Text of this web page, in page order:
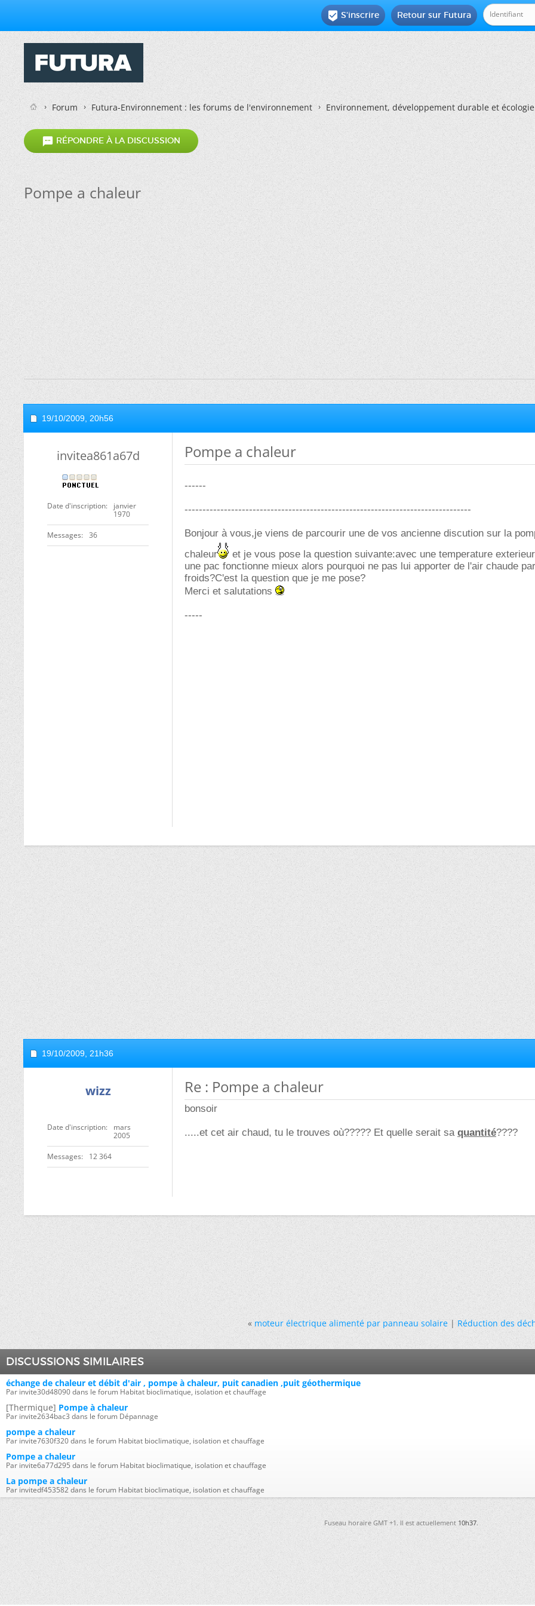
Retour sur Futura
 S'inscrire
Forum Futura-Environnement : les forums de l'environnement Environnement, développement durable et écologie
 RÉPONDRE À LA DISCUSSION
Pompe a chaleur
19/10/2009, 20h56
invitea861a67d
Date d'inscription
janvier
1970
Messages 36
Pompe a chaleur
------
--------------------------------------------------------------------------------
Bonjour à vous,je viens de parcourir une de vos ancienne discution sur la
chaleur
et je vous pose la question suivante:avec une temperature
une pac fonctionne mieux alors pourquoi ne pas lui apporter de l'air chaude
froids?C'est la question que je me pose?
Merci et salutations
-----
19/10/2009, 21h36
wizz
Date d'inscription
mars
2005
Messages 12 364
Re : Pompe a chaleur
bonsoir
.....et cet air chaud, tu le trouves où????? Et quelle serait sa quantité????
« moteur électrique alimenté par panneau solaire|Réduction des
DISCUSSIONS SIMILAIRES
échange de chaleur et débit d'air , pompe à chaleur, puit canadien ,puit géothermique
Par invite30d48090 dans le forum Habitat bioclimatique, isolation et chauffage
[Thermique] Pompe à chaleur
Par invite2634bac3 dans le forum Dépannage
pompe a chaleur
Par invite7630f320 dans le forum Habitat bioclimatique, isolation et chauffage
Pompe a chaleur
Par invite6a77d295 dans le forum Habitat bioclimatique, isolation et chauffage
La pompe a chaleur
Par invitedf453582 dans le forum Habitat bioclimatique, isolation et chauffage
Fuseau horaire GMT +1. Il est actuellement10h37.